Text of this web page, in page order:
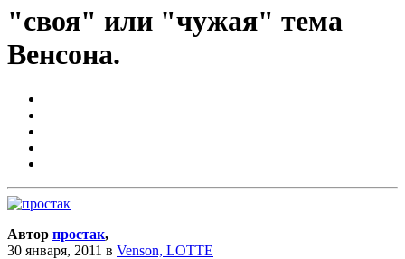
"своя" или "чужая" тема
Венсона.
Автор простак,
30 января, 2011 в Venson, LOTTE